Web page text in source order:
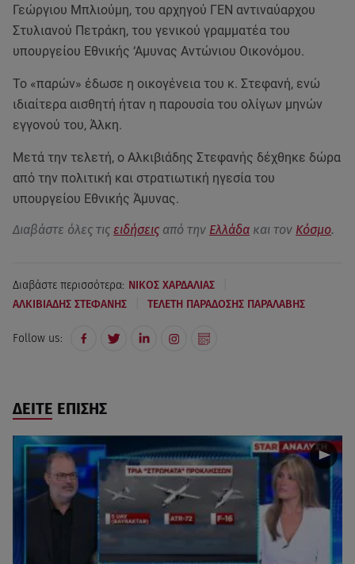
Γεώργιου Μπλιούμη, του αρχηγού ΓΕΝ αντιναύαρχου
Στυλιανού Πετράκη, του γενικού γραμματέα του
υπουργείου Εθνικής ‘Αμυνας Αντώνιου Οικονόμου.
Το «παρών» έδωσε η οικογένεια του κ. Στεφανή, ενώ
ιδιαίτερα αισθητή ήταν η παρουσία του ολίγων μηνών
εγγονού του, Άλκη.
Μετά την τελετή, ο Αλκιβιάδης Στεφανής δέχθηκε δώρα
από την πολιτική και στρατιωτική ηγεσία του
υπουργείου Εθνικής Άμυνας.
Διαβάστε όλες τις ειδήσεις από την Ελλάδα και τον Κόσμο.
Διαβάστε περισσότερα: ΝΙΚΟΣ ΧΑΡΔΑΛΙΑΣ
ΑΛΚΙΒΙΑΔΗΣ ΣΤΕΦΑΝΗΣ ΤΕΛΕΤΗ ΠΑΡΑΔΟΣΗΣ ΠΑΡΑΛΑΒΗΣ
Follow us:
ΔΕΙΤΕ ΕΠΙΣΗΣ